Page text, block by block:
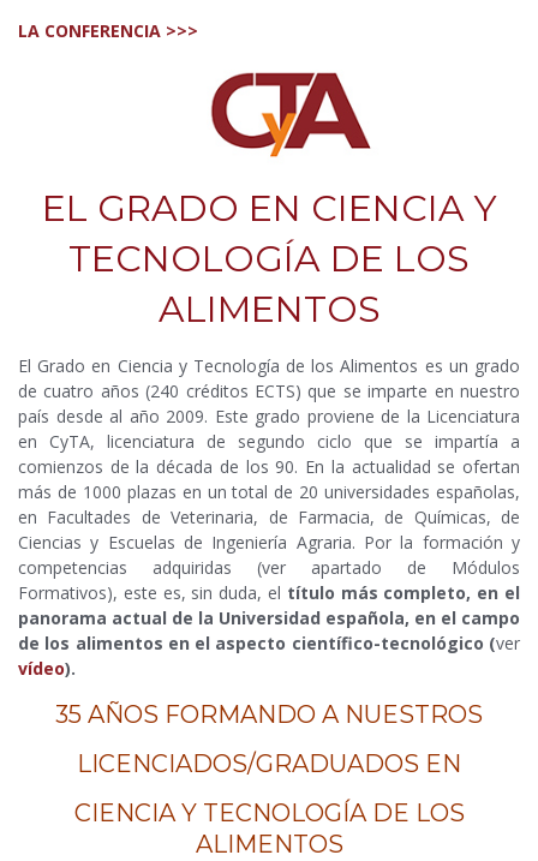
LA CONFERENCIA >>>
EL GRADO EN CIENCIA Y
TECNOLOGÍA DE LOS
ALIMENTOS
El Grado en Ciencia y Tecnología de los Alimentos es un grado
de cuatro años (240 créditos ECTS) que se imparte en nuestro
país desde al año 2009. Este grado proviene de la Licenciatura
en CyTA, licenciatura de segundo ciclo que se impartía a
comienzos de la década de los 90. En la actualidad se ofertan
más de 1000 plazas en un total de 20 universidades españolas,
en Facultades de Veterinaria, de Farmacia, de Químicas, de
Ciencias y Escuelas de Ingeniería Agraria. Por la formación y
competencias adquiridas (ver apartado de Módulos
Formativos), este es, sin duda, el título más completo, en el
panorama actual de la Universidad española, en el campo
de los alimentos en el aspecto científico-tecnológico (ver
vídeo).
35 AÑOS FORMANDO A NUESTROS
LICENCIADOS/GRADUADOS EN
CIENCIA Y TECNOLOGÍA DE LOS
ALIMENTOS